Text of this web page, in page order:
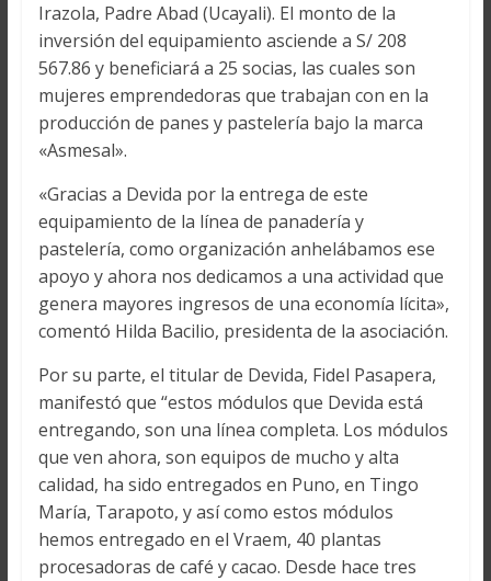
Irazola, Padre Abad (Ucayali). El monto de la
inversión del equipamiento asciende a S/ 208
567.86 y beneficiará a 25 socias, las cuales son
mujeres emprendedoras que trabajan con en la
producción de panes y pastelería bajo la marca
«Asmesal».
«Gracias a Devida por la entrega de este
equipamiento de la línea de panadería y
pastelería, como organización anhelábamos ese
apoyo y ahora nos dedicamos a una actividad que
genera mayores ingresos de una economía lícita»,
comentó Hilda Bacilio, presidenta de la asociación.
Por su parte, el titular de Devida, Fidel Pasapera,
manifestó que “estos módulos que Devida está
entregando, son una línea completa. Los módulos
que ven ahora, son equipos de mucho y alta
calidad, ha sido entregados en Puno, en Tingo
María, Tarapoto, y así como estos módulos
hemos entregado en el Vraem, 40 plantas
procesadoras de café y cacao. Desde hace tres